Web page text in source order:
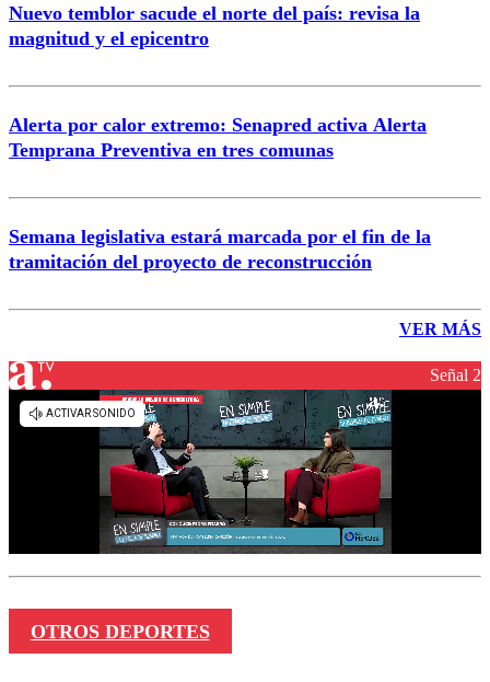
Nuevo temblor sacude el norte del país: revisa la
magnitud y el epicentro
Alerta por calor extremo: Senapred activa Alerta
Temprana Preventiva en tres comunas
Semana legislativa estará marcada por el fin de la
tramitación del proyecto de reconstrucción
VER MÁS
Señal 2
OTROS DEPORTES